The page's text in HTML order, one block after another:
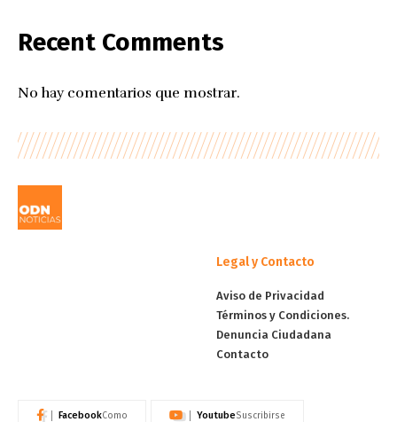
Recent Comments
No hay comentarios que mostrar.
Legal y Contacto
Aviso de Privacidad
Términos y Condiciones.
Denuncia Ciudadana
Contacto
FacebookComo YoutubeSuscribirse